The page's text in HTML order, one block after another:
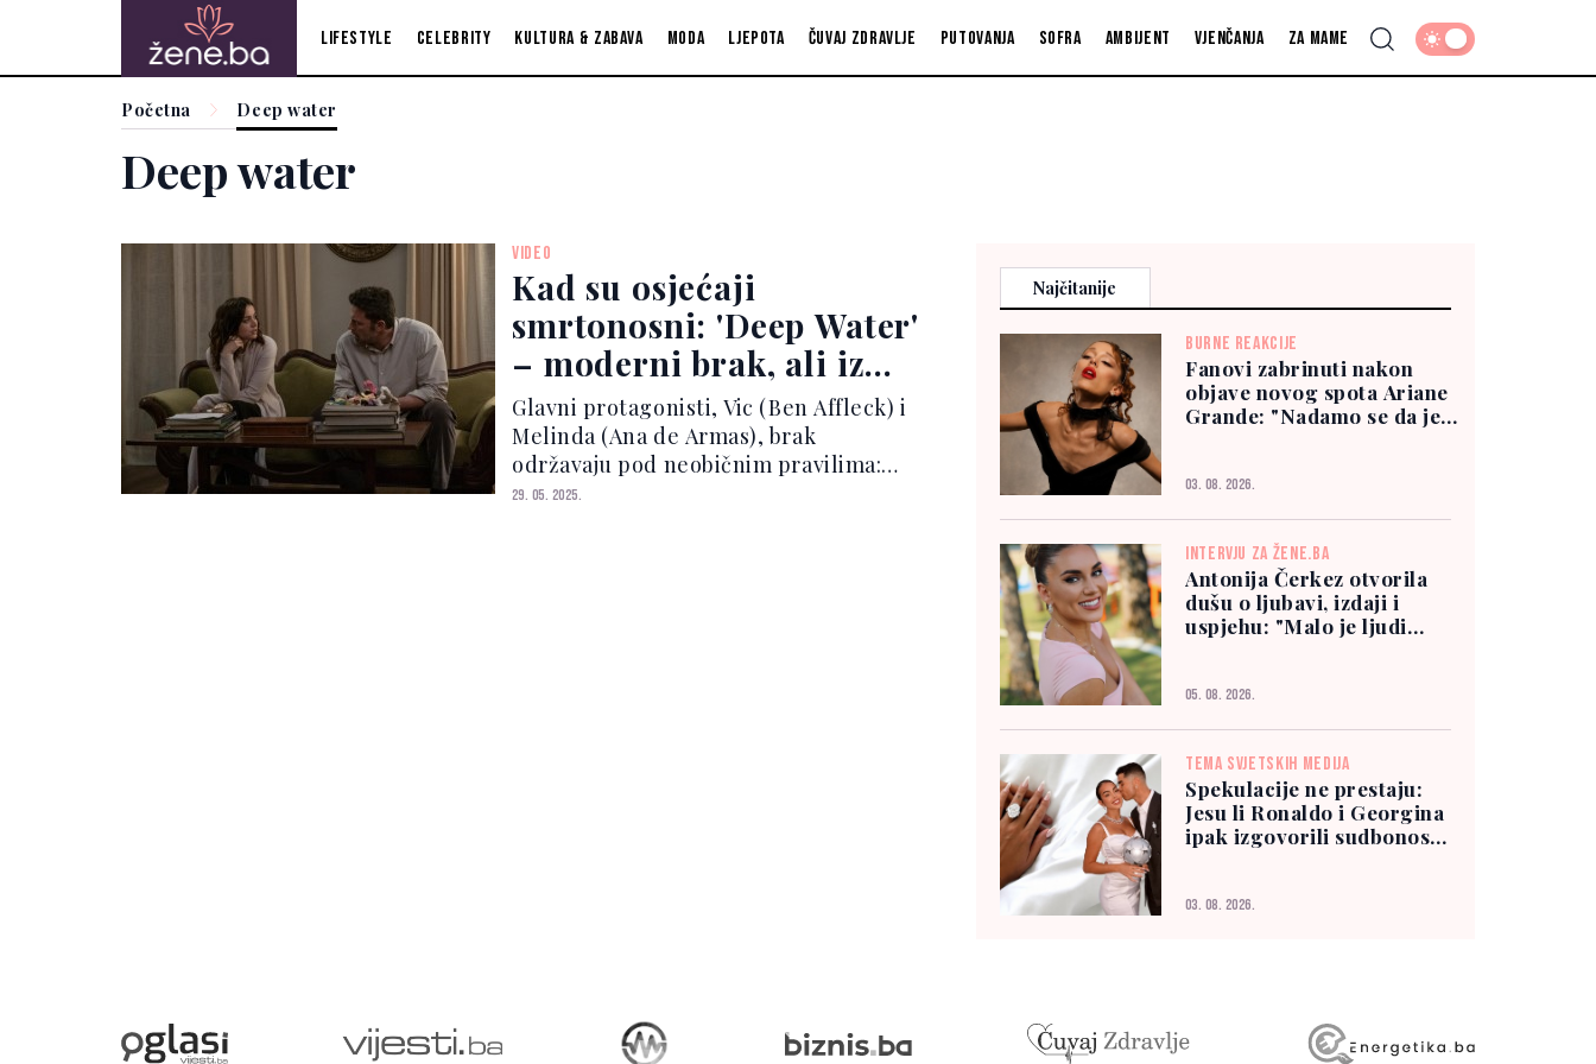
Lifestyle Celebrity Kultura & zabava Moda Ljepota Čuvaj zdravlje Putovanja Sofra Ambijent Vjenčanja Za mame
Početna Deep water
Deep water
VIDEO
Kad su osjećaji
smrtonosni: 'Deep Water'
– moderni brak, ali iz
mračnog ugla
Glavni protagonisti, Vic (Ben Affleck) i
Melinda (Ana de Armas), brak
održavaju pod neobičnim pravilima:
ona ima ljubavnike, on to "tolerira".
29. 05. 2025.
Najčitanije
BURNE REAKCIJE
Fanovi zabrinuti nakon
objave novog spota Ariane
Grande: "Nadamo se da je
03. 08. 2026.
INTERVJU ZA ŽENE.BA
Antonija Čerkez otvorila
dušu o ljubavi, izdaji i
uspjehu: "Malo je ljudi
05. 08. 2026.
TEMA SVJETSKIH MEDIJA
Spekulacije ne prestaju:
Jesu li Ronaldo i Georgina
ipak izgovorili sudbonosno
03. 08. 2026.